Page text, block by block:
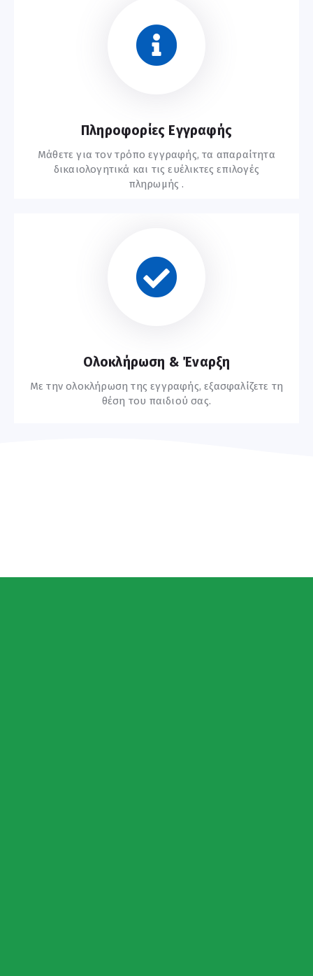
Πληροφορίες Εγγραφής
Μάθετε για τον τρόπο εγγραφής, τα απαραίτητα
δικαιολογητικά και τις ευέλικτες επιλογές
πληρωμής .
Ολοκλήρωση & Έναρξη
Με την ολοκλήρωση της εγγραφής, εξασφαλίζετε τη
θέση του παιδιού σας.